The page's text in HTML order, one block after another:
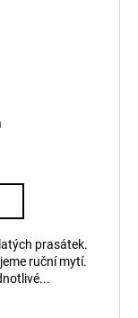
prasátek.
ruční mytí.